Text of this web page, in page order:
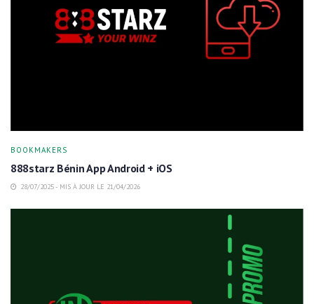
BOOKMAKERS
888starz Bénin App Android + iOS
28/07/2025 - MIS À JOUR LE 21/04/2026